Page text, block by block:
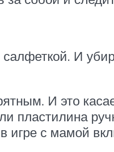
И
И это
пластилина
игре с мамой